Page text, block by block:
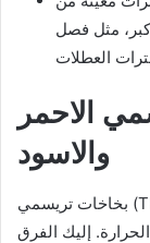
مثل فصل
الاحمر
والاسود
بخاخات تريسمي (TRESemmé) الحمراء والسوداء مصممة لتلبية
إليك الفرق